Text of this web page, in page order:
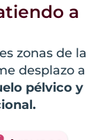
a
zonas de la
desplazo a
pélvico y